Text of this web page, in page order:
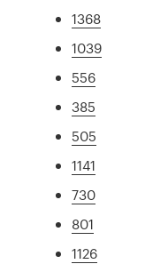
1368
1039
556
385
505
1141
730
801
1126